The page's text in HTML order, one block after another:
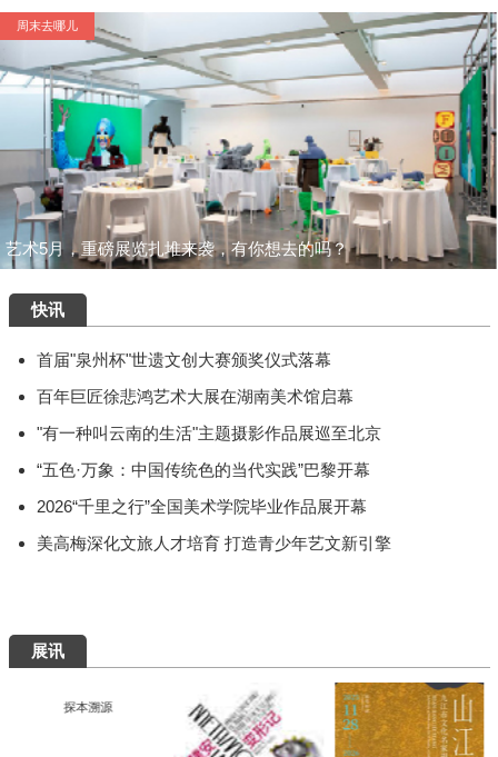
艺术5月，重磅展览扎堆来袭，有你想去的吗？
周末去哪儿
快讯
首届"泉州杯"世遗文创大赛颁奖仪式落幕
百年巨匠徐悲鸿艺术大展在湖南美术馆启幕
"有一种叫云南的生活"主题摄影作品展巡至北京
“五色·万象：中国传统色的当代实践”巴黎开幕
2026“千里之行”全国美术学院毕业作品展开幕
美高梅深化文旅人才培育 打造青少年艺文新引擎
展讯